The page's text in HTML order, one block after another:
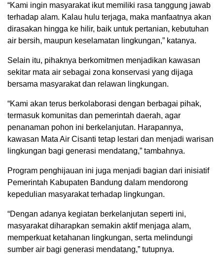
“Kami ingin masyarakat ikut memiliki rasa tanggung jawab
terhadap alam. Kalau hulu terjaga, maka manfaatnya akan
dirasakan hingga ke hilir, baik untuk pertanian, kebutuhan
air bersih, maupun keselamatan lingkungan,” katanya.
Selain itu, pihaknya berkomitmen menjadikan kawasan
sekitar mata air sebagai zona konservasi yang dijaga
bersama masyarakat dan relawan lingkungan.
“Kami akan terus berkolaborasi dengan berbagai pihak,
termasuk komunitas dan pemerintah daerah, agar
penanaman pohon ini berkelanjutan. Harapannya,
kawasan Mata Air Cisanti tetap lestari dan menjadi warisan
lingkungan bagi generasi mendatang,” tambahnya.
Program penghijauan ini juga menjadi bagian dari inisiatif
Pemerintah Kabupaten Bandung dalam mendorong
kepedulian masyarakat terhadap lingkungan.
“Dengan adanya kegiatan berkelanjutan seperti ini,
masyarakat diharapkan semakin aktif menjaga alam,
memperkuat ketahanan lingkungan, serta melindungi
sumber air bagi generasi mendatang,” tutupnya.